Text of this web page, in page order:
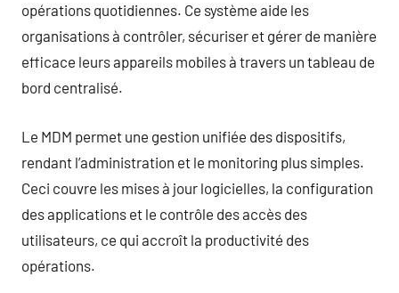
opérations quotidiennes. Ce système aide les
organisations à contrôler, sécuriser et gérer de manière
efficace leurs appareils mobiles à travers un tableau de
bord centralisé.
Le MDM permet une gestion unifiée des dispositifs,
rendant l’administration et le monitoring plus simples.
Ceci couvre les mises à jour logicielles, la configuration
des applications et le contrôle des accès des
utilisateurs, ce qui accroît la productivité des
opérations.